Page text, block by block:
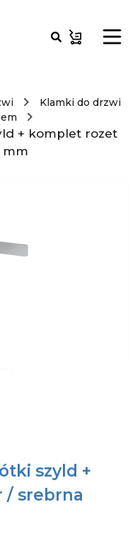
Klamki do drzwi
+ komplet rozet
mm
szyld +
/ srebrna